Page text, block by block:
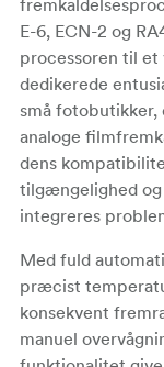
E-6, ECN-2 og
processoren til
dedikerede
små
analoge
dens
tilgængelighed og
integreres
Med fuld
præcist
konsekvent
manuel